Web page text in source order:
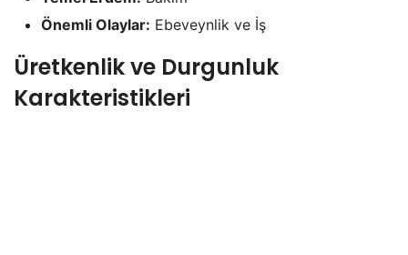
Önemli Olaylar: Ebeveynlik ve İş
Üretkenlik ve Durgunluk
Karakteristikleri